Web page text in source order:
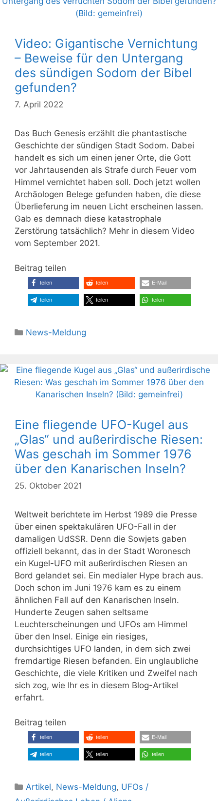
Video: Gigantische Vernichtung
– Beweise für den Untergang
des sündigen Sodom der Bibel
gefunden?
7. April 2022
Das Buch Genesis erzählt die phantastische
Geschichte der sündigen Stadt Sodom. Dabei
handelt es sich um einen jener Orte, die Gott
vor Jahrtausenden als Strafe durch Feuer vom
Himmel vernichtet haben soll. Doch jetzt wollen
Archäologen Belege gefunden haben, die diese
Überlieferung im neuen Licht erscheinen lassen.
Gab es demnach diese katastrophale
Zerstörung tatsächlich? Mehr in diesem Video
vom September 2021.
Beitrag teilen
teilen teilen E-Mail
teilen teilen teilen
Kategorien
News-Meldung
Eine fliegende UFO-Kugel aus
„Glas“ und außerirdische Riesen:
Was geschah im Sommer 1976
über den Kanarischen Inseln?
25. Oktober 2021
Weltweit berichtete im Herbst 1989 die Presse
über einen spektakulären UFO-Fall in der
damaligen UdSSR. Denn die Sowjets gaben
offiziell bekannt, das in der Stadt Woronesch
ein Kugel-UFO mit außerirdischen Riesen an
Bord gelandet sei. Ein medialer Hype brach aus.
Doch schon im Juni 1976 kam es zu einem
ähnlichen Fall auf den Kanarischen Inseln.
Hunderte Zeugen sahen seltsame
Leuchterscheinungen und UFOs am Himmel
über den Insel. Einige ein riesiges,
durchsichtiges UFO landen, in dem sich zwei
fremdartige Riesen befanden. Ein unglaubliche
Geschichte, die viele Kritiken und Zweifel nach
sich zog, wie Ihr es in diesem Blog-Artikel
erfahrt.
Beitrag teilen
teilen teilen E-Mail
teilen teilen teilen
Kategorien
Artikel, News-Meldung, UFOs /